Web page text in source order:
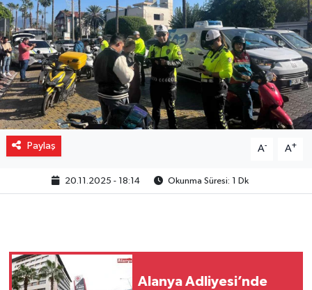
Paylaş A- A+
20.11.2025 - 18:14 Okunma Süresi: 1 Dk
Alanya Adliyesi’nde
Spor
Turizm